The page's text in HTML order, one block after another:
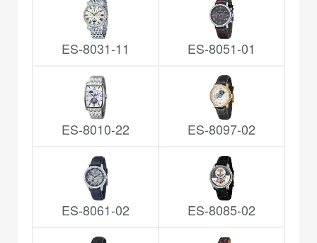
ES-8031-11 ES-8051-01
ES-8010-22 ES-8097-02
ES-8061-02 ES-8085-02